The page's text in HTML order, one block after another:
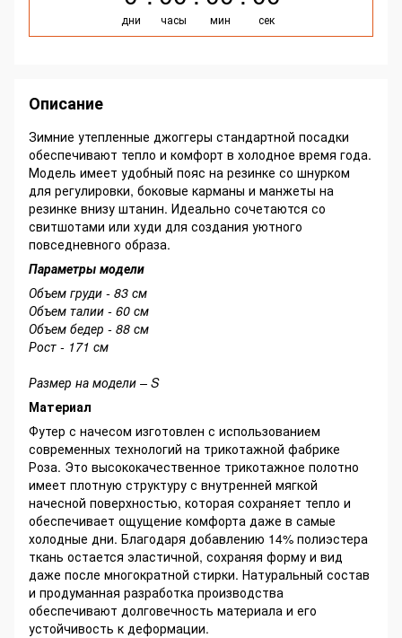
дни часы мин сек
Описание
Зимние утепленные джоггеры стандартной посадки
обеспечивают тепло и комфорт в холодное время года.
Модель имеет удобный пояс на резинке со шнурком
для регулировки, боковые карманы и манжеты на
резинке внизу штанин. Идеально сочетаются со
свитшотами или худи для создания уютного
повседневного образа.
Параметры модели
Объем груди - 83 см
Объем талии - 60 см
Объем бедер - 88 см
Рост - 171 см
Размер на модели – S
Материал
Футер с начесом изготовлен с использованием
современных технологий на трикотажной фабрике
Роза. Это высококачественное трикотажное полотно
имеет плотную структуру с внутренней мягкой
начесной поверхностью, которая сохраняет тепло и
обеспечивает ощущение комфорта даже в самые
холодные дни. Благодаря добавлению 14% полиэстера
ткань остается эластичной, сохраняя форму и вид
даже после многократной стирки. Натуральный состав
и продуманная разработка производства
обеспечивают долговечность материала и его
устойчивость к деформации.